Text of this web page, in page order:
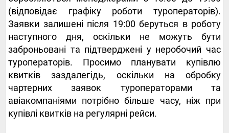
(відповідає графіку роботи туроператорів).
Заявки залишені після 19:00 беруться в роботу
наступного дня, оскільки не можуть бути
заброньовані та підтверджені у неробочий час
туроператорів. Просимо планувати купівлю
квитків заздалегідь, оскільки на обробку
чартерних заявок туроператорами та
авіакомпаніями потрібно більше часу, ніж при
купівлі квитків на регулярні рейси.